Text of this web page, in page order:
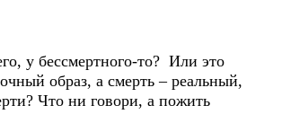
у бессмертного-то? Или это
образ, а смерть – реальный,
Что ни говори, а пожить